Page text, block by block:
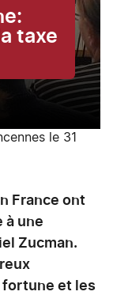
taxe
le 31
France ont
à une
Zucman.
fortune et les